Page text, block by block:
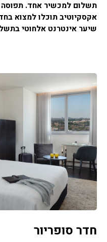
תשלום למכשיר אחד. תפוסה
אקסקיוטיב תוכלו למצוא
שיער אינטרנט אלחוטי
חדר סופריור